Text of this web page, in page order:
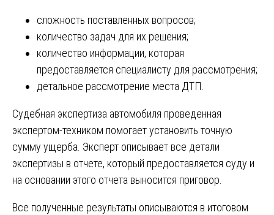
сложность поставленных вопросов;
количество задач для их решения;
количество информации, которая
предоставляется специалисту для рассмотрения;
детальное рассмотрение места ДТП.
Судебная экспертиза автомобиля проведенная
экспертом-техником помогает установить точную
сумму ущерба. Эксперт описывает все детали
экспертизы в отчете, который предоставляется суду и
на основании этого отчета выносится приговор.
Все полученные результаты описываются в итоговом